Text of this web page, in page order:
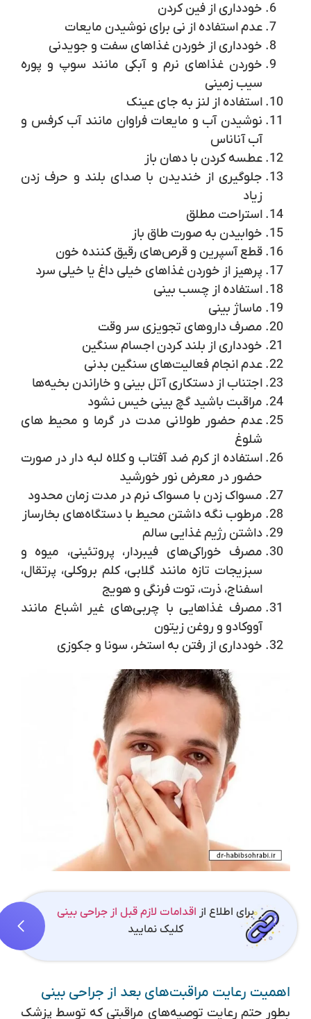
خودداری از فین کردن
عدم استفاده از نی برای نوشیدن مایعات
خودداری از خوردن غذاهای سفت و جویدنی
خوردن غذاهای نرم و آبکی مانند سوپ و پوره
سیب زمینی
استفاده از لنز به جای عینک
نوشیدن آب و مایعات فراوان مانند آب کرفس و
آب آناناس
عطسه کردن با دهان باز
جلوگیری از خندیدن با صدای بلند و حرف زدن
زیاد
استراحت مطلق
خوابیدن به صورت طاق باز
قطع آسپرین و قرص‌های رقیق کننده خون
پرهیز از خوردن غذاهای خیلی داغ یا خیلی سرد
استفاده از چسب بینی
ماساژ بینی
مصرف داروهای تجویزی سر وقت
خودداری از بلند کردن اجسام سنگین
عدم انجام فعالیت‌های سنگین بدنی
اجتناب از دستکاری آتل بینی و خاراندن بخیه‌ها
مراقبت باشید گچ بینی خیس نشود
عدم حضور طولانی مدت در گرما و محیط های
شلوغ
استفاده از کرم ضد آفتاب و کلاه لبه دار در صورت
حضور در معرض نور خورشید
مسواک زدن با مسواک نرم در مدت زمان محدود
مرطوب نگه داشتن محیط با دستگاه‌های بخارساز
داشتن رژیم غذایی سالم
مصرف خوراکی‌های فیبردار، پروتئینی، میوه و
سبزیجات تازه مانند گلابی، کلم بروکلی، پرتقال،
اسفناج، ذرت، توت فرنگی و هویج
مصرف غذاهایی با چربی‌های غیر اشباع مانند
آووکادو و روغن زیتون
خودداری از رفتن به استخر، سونا و جکوزی
برای اطلاع از اقدامات لازم قبل از جراحی بینی
کلیک نمایید
اهمیت رعایت مراقبت‌های بعد از جراحی بینی
بطور حتم رعایت توصیه‌های مراقبتی که توسط پزشک